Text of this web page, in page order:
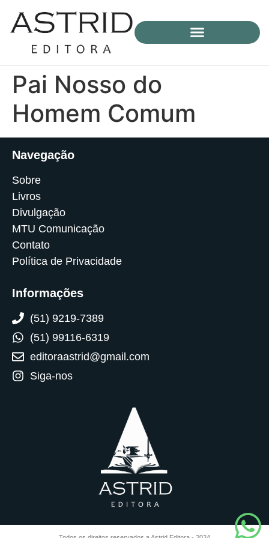
Pai Nosso do
Homem Comum
Navegação
Sobre
Livros
Divulgação
MTU Comunicação
Contato
Política de Privacidade
Informações
(51) 9219-7389
(51) 99116-6319
editoraastrid@gmail.com
Siga-nos